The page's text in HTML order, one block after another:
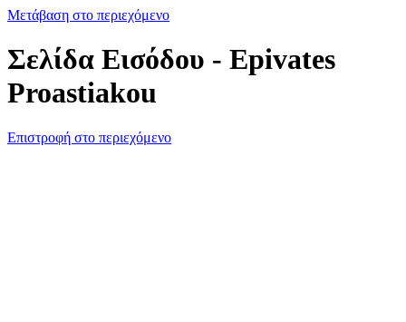
Μετάβαση στο περιεχόμενο
Σελίδα Εισόδου - Epivates
Proastiakou
Επιστροφή στο περιεχόμενο